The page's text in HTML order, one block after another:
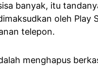
banyak, itu
oleh Play
telepon.
menghapus